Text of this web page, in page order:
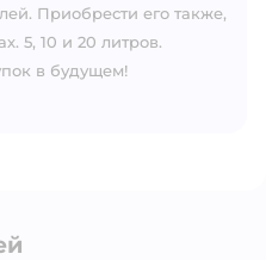
Приобрести его также,
5, 10 и 20 литров.
в будущем!